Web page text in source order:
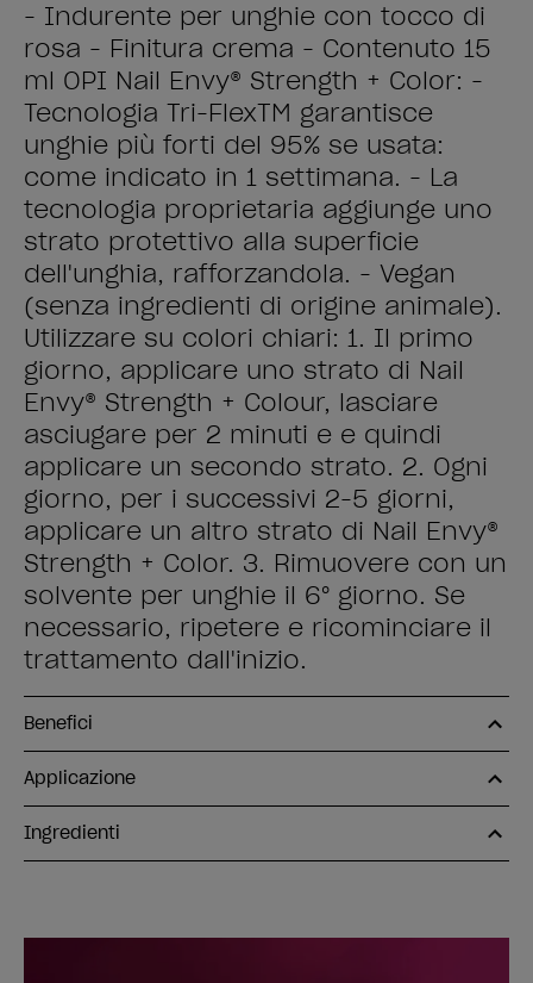
- Indurente per unghie con tocco di
rosa - Finitura crema - Contenuto 15
ml OPI Nail Envy® Strength + Color: -
Tecnologia Tri-FlexTM garantisce
unghie più forti del 95% se usata:
come indicato in 1 settimana. - La
tecnologia proprietaria aggiunge uno
strato protettivo alla superficie
dell'unghia, rafforzandola. - Vegan
(senza ingredienti di origine animale).
Utilizzare su colori chiari: 1. Il primo
giorno, applicare uno strato di Nail
Envy® Strength + Colour, lasciare
asciugare per 2 minuti e e quindi
applicare un secondo strato. 2. Ogni
giorno, per i successivi 2-5 giorni,
applicare un altro strato di Nail Envy®
Strength + Color. 3. Rimuovere con un
solvente per unghie il 6° giorno. Se
necessario, ripetere e ricominciare il
trattamento dall'inizio.
Benefici
Applicazione
Ingredienti